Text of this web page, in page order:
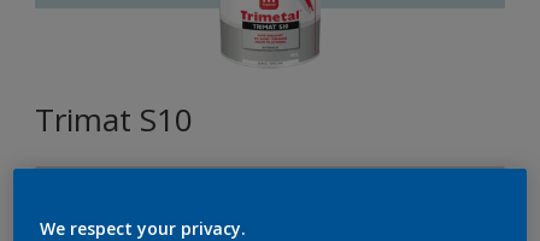
Trimat S10
We respect your privacy.